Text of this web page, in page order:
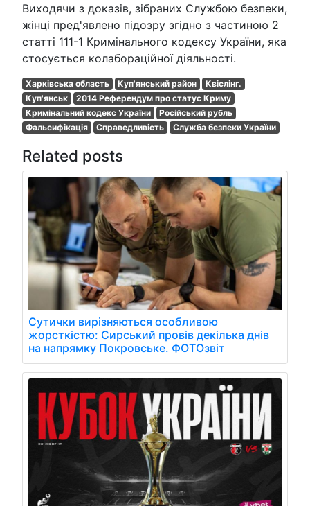
Виходячи з доказів, зібраних Службою безпеки,
жінці пред'явлено підозру згідно з частиною 2
статті 111-1 Кримінального кодексу України, яка
стосується колабораційної діяльності.
Харківська область Куп'янський район
Квіслінг.
Куп'янськ
2014 Референдум про статус Криму
Кримінальний кодекс України
Російський рубль
Фальсифікація
Справедливість Служба безпеки України
Related posts
Сутички вирізняються особливою
жорсткістю: Сирський провів декілька днів
на напрямку Покровське. ФОТОзвіт